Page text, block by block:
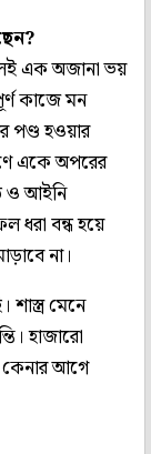
এক অজানা ভয়
কাজে মন
পণ্ড হওয়ার
একে অপরের
ও আইনি
ধরা বন্ধ হয়ে
না।
মেনে
হাজারো
কেনার আগে